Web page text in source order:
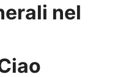
nel